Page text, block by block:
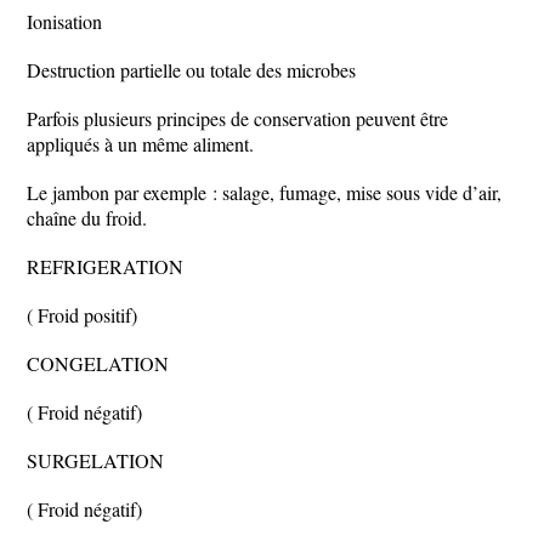
Ionisation
Destruction partielle ou totale des microbes
Parfois plusieurs principes de conservation peuvent être
appliqués à un même aliment.
Le jambon par exemple : salage, fumage, mise sous vide d’air,
chaîne du froid.
REFRIGERATION
( Froid positif)
CONGELATION
( Froid négatif)
SURGELATION
( Froid négatif)